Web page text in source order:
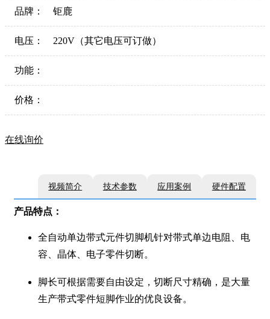
品牌： 钜鹿
电压： 220V（其它电压可订做）
功能：
价格：
在线询价
视频简介 技术参数 应用案例 硬件配置
产品特点：
全自动单边带式元件切脚机针对带式单边电阻、电
容、晶体、电子零件切断。
脚长可根据需要自由设定，切断尺寸精确，是大量
生产带式零件短脚作业的优良设备。